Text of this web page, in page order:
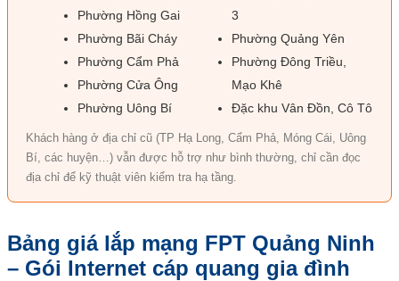
Phường Hồng Gai
Phường Bãi Cháy
Phường Cẩm Phả
Phường Cửa Ông
Phường Uông Bí
3
Phường Quảng Yên
Phường Đông Triều,
Mạo Khê
Đặc khu Vân Đồn, Cô Tô
Khách hàng ở địa chỉ cũ (TP Hạ Long, Cẩm Phả, Móng Cái, Uông
Bí, các huyện…) vẫn được hỗ trợ như bình thường, chỉ cần đọc
địa chỉ để kỹ thuật viên kiểm tra hạ tầng.
Bảng giá lắp mạng FPT Quảng Ninh
– Gói Internet cáp quang gia đình